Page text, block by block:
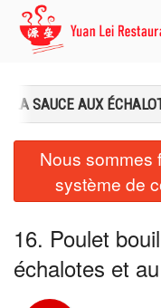
Commander en ligne
Emplacement
Connection
LA SAUCE AUX
Nous sommes
système de
16. Poulet
échalotes et